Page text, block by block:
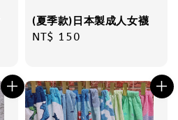
(夏季款)日本製成人女襪
Regular
NT$ 150